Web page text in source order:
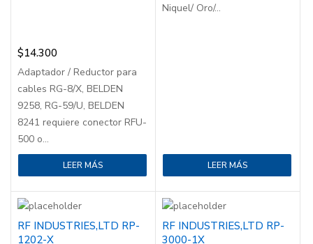
$14.300
Adaptador / Reductor para
cables RG-8/X, BELDEN
9258, RG-59/U, BELDEN
8241 requiere conector RFU-
500 o...
LEER MÁS
Niquel/ Oro/...
LEER MÁS
RF INDUSTRIES,LTD RP-
1202-X
RF INDUSTRIES,LTD RP-
3000-1X